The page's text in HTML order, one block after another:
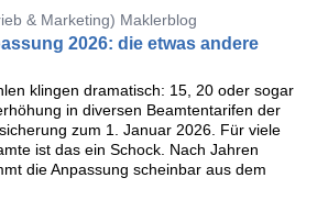
& Marketing) Maklerblog
2026: die etwas andere
klingen dramatisch: 15, 20 oder sogar
in diversen Beamtentarifen der
zum 1. Januar 2026. Für viele
ist das ein Schock. Nach Jahren
die Anpassung scheinbar aus dem